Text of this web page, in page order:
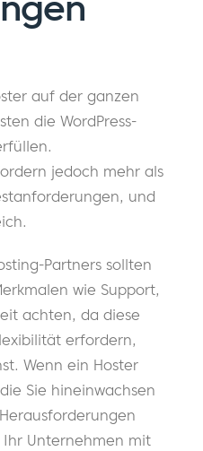
auf der ganzen
die WordPress-
jedoch mehr als
und
Partners sollten
wie Support,
achten, da diese
erfordern,
Wenn ein Hoster
Sie hineinwachsen
Unternehmen mit